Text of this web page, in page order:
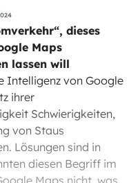
dieses
Maps
lassen will
Intelligenz von Google
ihrer
Schwierigkeiten,
von Staus
Lösungen sind in
diesen Begriff im